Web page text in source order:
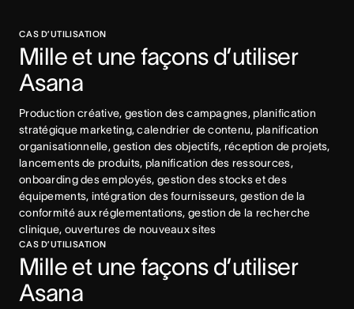
CAS D’UTILISATION
Mille et une façons d’utiliser
Asana
Production créative, gestion des campagnes, planification
stratégique marketing, calendrier de contenu, planification
organisationnelle, gestion des objectifs, réception de projets,
lancements de produits, planification des ressources,
onboarding des employés, gestion des stocks et des
équipements, intégration des fournisseurs, gestion de la
conformité aux réglementations, gestion de la recherche
clinique, ouvertures de nouveaux sites
CAS D’UTILISATION
Mille et une façons d’utiliser
Asana